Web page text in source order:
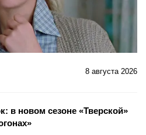
8 августа 2026
в новом сезоне «Тверской»